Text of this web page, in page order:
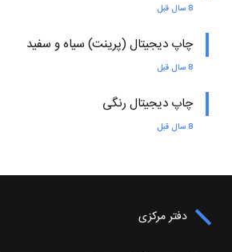
8 سال قبل
چاپ دیجیتال (پرینت) سیاه و سفید
8 سال قبل
چاپ دیجیتال رنگی
8 سال قبل
دفتر مرکزی